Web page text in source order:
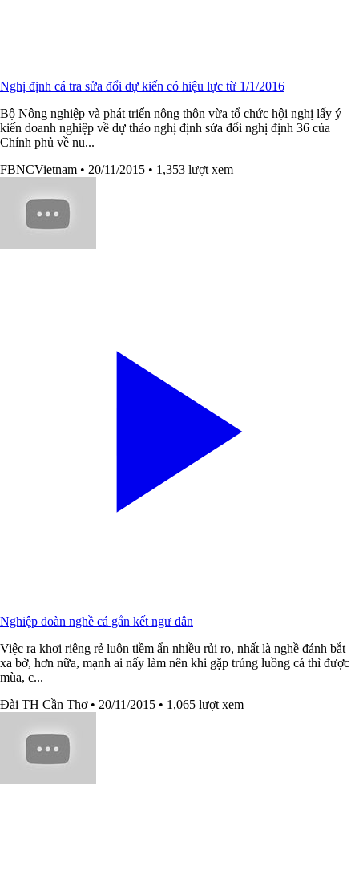
Nghị định cá tra sửa đổi dự kiến có hiệu lực từ 1/1/2016
Bộ Nông nghiệp và phát triển nông thôn vừa tổ chức hội nghị lấy ý
kiến doanh nghiệp về dự thảo nghị định sửa đổi nghị định 36 của
Chính phủ về nu...
FBNCVietnam • 20/11/2015 • 1,353 lượt xem
Nghiệp đoàn nghề cá gắn kết ngư dân
Việc ra khơi riêng rẻ luôn tiềm ẩn nhiều rủi ro, nhất là nghề đánh bắt
xa bờ, hơn nữa, mạnh ai nấy làm nên khi gặp trúng luồng cá thì được
mùa, c...
Đài TH Cần Thơ • 20/11/2015 • 1,065 lượt xem